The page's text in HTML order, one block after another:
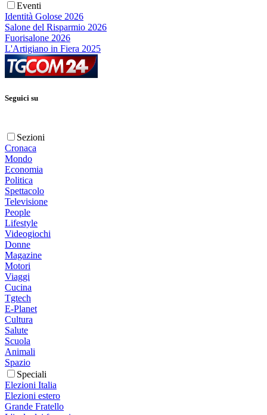
Eventi
Identità Golose 2026
Salone del Risparmio 2026
Fuorisalone 2026
L'Artigiano in Fiera 2025
Seguici su
Sezioni
Cronaca
Mondo
Economia
Politica
Spettacolo
Televisione
People
Lifestyle
Videogiochi
Donne
Magazine
Motori
Viaggi
Cucina
Tgtech
E-Planet
Cultura
Salute
Scuola
Animali
Spazio
Speciali
Elezioni Italia
Elezioni estero
Grande Fratello